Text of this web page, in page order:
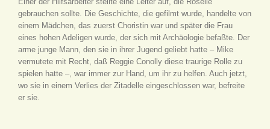
gebrauchen sollte. Die Geschichte, die gefilmt wurde, handelte von
einem Mädchen, das zuerst Choristin war und später die Frau
eines hohen Adeligen wurde, der sich mit Archäologie befaßte. Der
arme junge Mann, den sie in ihrer Jugend geliebt hatte – Mike
vermutete mit Recht, daß Reggie Conolly diese traurige Rolle zu
spielen hatte –, war immer zur Hand, um ihr zu helfen. Auch jetzt,
wo sie in einem Verlies der Zitadelle eingeschlossen war, befreite
er sie.